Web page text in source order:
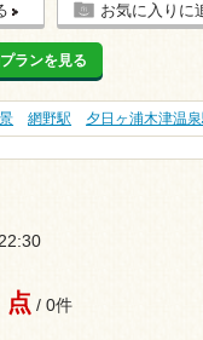
お気に入りに
ランを見る
網野駅 夕日ヶ浦木津温
点 / 0件